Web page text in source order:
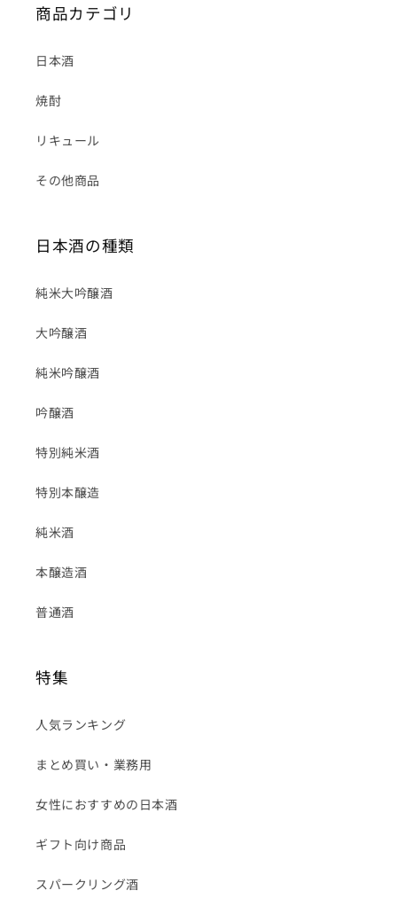
商品カテゴリ
日本酒
焼酎
リキュール
その他商品
日本酒の種類
純米大吟醸酒
大吟醸酒
純米吟醸酒
吟醸酒
特別純米酒
特別本醸造
純米酒
本醸造酒
普通酒
特集
人気ランキング
まとめ買い・業務用
女性におすすめの日本酒
ギフト向け商品
スパークリング酒